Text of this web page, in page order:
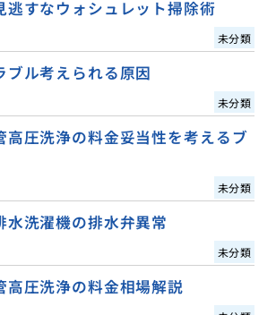
逃すなウォシュレット掃除術
未分類
ブル考えられる原因
未分類
高圧洗浄の料金妥当性を考えるブ
未分類
水洗濯機の排水弁異常
未分類
高圧洗浄の料金相場解説